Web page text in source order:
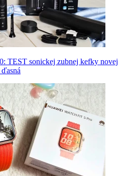
TEST sonickej zubnej kefky novej